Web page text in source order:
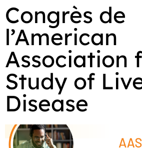
Congrès de
l’American
Association
Study of
Disease